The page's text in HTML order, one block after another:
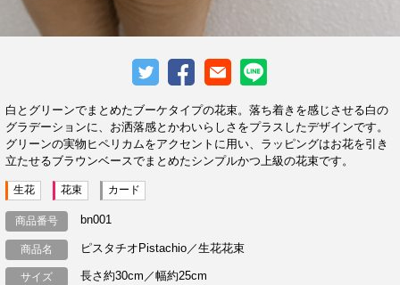
白とグリーンでまとめたブーケタイプの花束。落ち着きを感じさせる白の
グラデーションに、お洒落感とかわいらしさをプラスしたデザインです。
グリーンの実物ヒペリカムをアクセントに用い、ラッピングはお花を引き
立たせるブラウンベースでまとめたシンプルかつ上級の花束です。
生花 花束 カード
商品番号 bn001
商品名 ピスタチオPistachio／生花花束
サイズ 長さ約30cm／幅約25cm